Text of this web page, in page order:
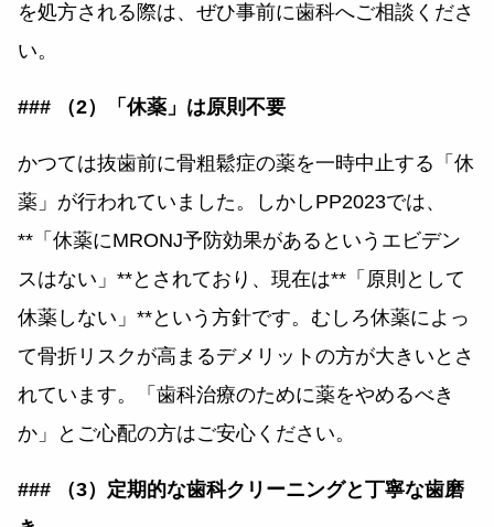
を処方される際は、ぜひ事前に歯科へご相談くださ
い。
### （2）「休薬」は原則不要
かつては抜歯前に骨粗鬆症の薬を一時中止する「休
薬」が行われていました。しかしPP2023では、
**「休薬にMRONJ予防効果があるというエビデン
スはない」**とされており、現在は**「原則として
休薬しない」**という方針です。むしろ休薬によっ
て骨折リスクが高まるデメリットの方が大きいとさ
れています。「歯科治療のために薬をやめるべき
か」とご心配の方はご安心ください。
### （3）定期的な歯科クリーニングと丁寧な歯磨